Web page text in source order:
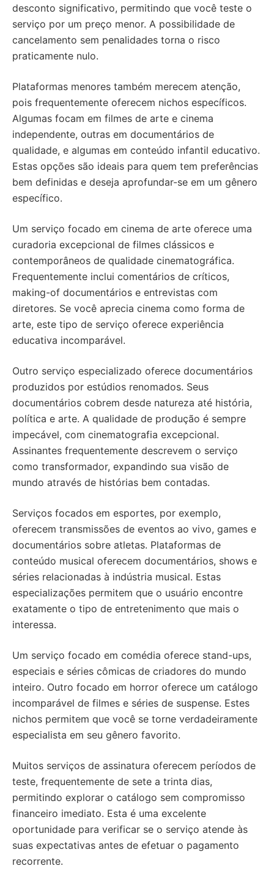
desconto significativo, permitindo que você teste o
serviço por um preço menor. A possibilidade de
cancelamento sem penalidades torna o risco
praticamente nulo.
Plataformas menores também merecem atenção,
pois frequentemente oferecem nichos específicos.
Algumas focam em filmes de arte e cinema
independente, outras em documentários de
qualidade, e algumas em conteúdo infantil educativo.
Estas opções são ideais para quem tem preferências
bem definidas e deseja aprofundar-se em um gênero
específico.
Um serviço focado em cinema de arte oferece uma
curadoria excepcional de filmes clássicos e
contemporâneos de qualidade cinematográfica.
Frequentemente inclui comentários de críticos,
making-of documentários e entrevistas com
diretores. Se você aprecia cinema como forma de
arte, este tipo de serviço oferece experiência
educativa incomparável.
Outro serviço especializado oferece documentários
produzidos por estúdios renomados. Seus
documentários cobrem desde natureza até história,
política e arte. A qualidade de produção é sempre
impecável, com cinematografia excepcional.
Assinantes frequentemente descrevem o serviço
como transformador, expandindo sua visão de
mundo através de histórias bem contadas.
Serviços focados em esportes, por exemplo,
oferecem transmissões de eventos ao vivo, games e
documentários sobre atletas. Plataformas de
conteúdo musical oferecem documentários, shows e
séries relacionadas à indústria musical. Estas
especializações permitem que o usuário encontre
exatamente o tipo de entretenimento que mais o
interessa.
Um serviço focado em comédia oferece stand-ups,
especiais e séries cômicas de criadores do mundo
inteiro. Outro focado em horror oferece um catálogo
incomparável de filmes e séries de suspense. Estes
nichos permitem que você se torne verdadeiramente
especialista em seu gênero favorito.
Muitos serviços de assinatura oferecem períodos de
teste, frequentemente de sete a trinta dias,
permitindo explorar o catálogo sem compromisso
financeiro imediato. Esta é uma excelente
oportunidade para verificar se o serviço atende às
suas expectativas antes de efetuar o pagamento
recorrente.